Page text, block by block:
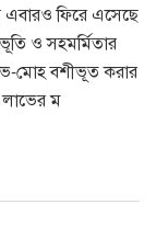
এবারও ফিরে এসেছে
ও সহমর্মিতার
মোহ বশীভূত করার
লাভের ম